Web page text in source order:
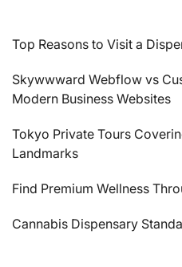
Top Reasons to Visit a
Skywwward Webflow vs
Modern Business Websites
Tokyo Private Tours
Landmarks
Find Premium Wellness
Cannabis Dispensary